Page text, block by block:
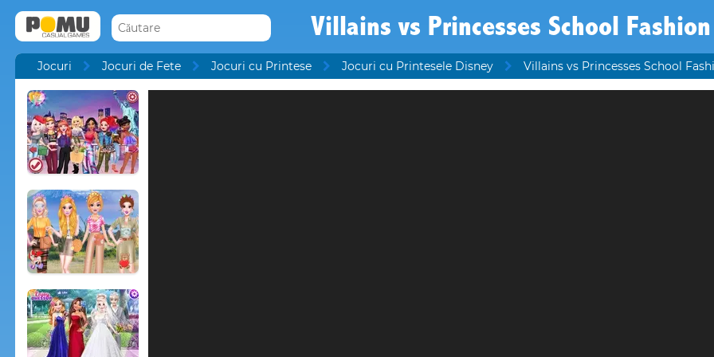
Villains vs Princesses School Fashion
Jocuri Jocuri de Fete Jocuri cu Printese Jocuri cu Printesele Disney Villains vs Princesses School